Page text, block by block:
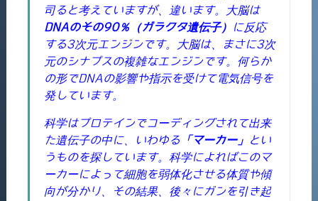
司ると考えていますが、違います。大脳は
DNAのその90％（ガラクタ遺伝子）
に反応
する3次元エンジンです。大脳は、まさに3次
元のシナプスの複雑なエンジンです。何らか
の形でDNAの影響や指示を受けて電気信号を
発しています。
科学はプロテインでコーディングされて出来
た遺伝子の中に、いわゆる 「マーカー」
とい
うものを探しています。科学によればこのマ
ーカーによって細胞を弱体化させる体質や傾
向が分かり、その結果、後々にガンを引き起